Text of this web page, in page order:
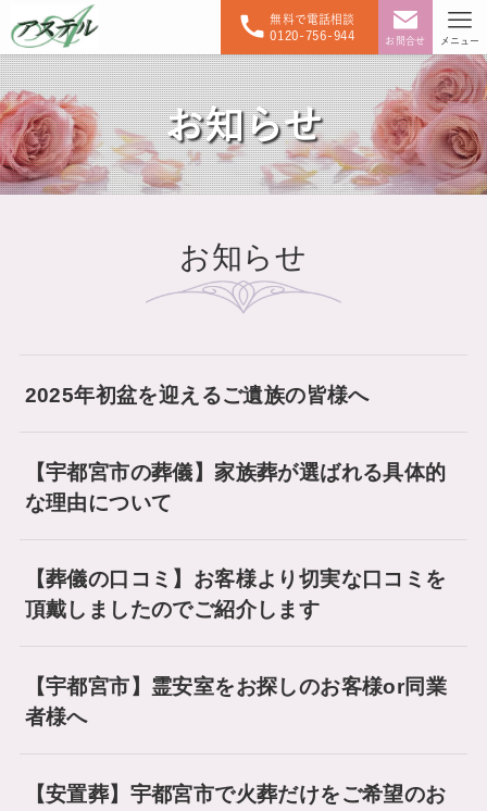
無料で電話相談
0120-756-944 お問合せ メニュー
お知らせ
お知らせ
2025年初盆を迎えるご遺族の皆様へ
【宇都宮市の葬儀】家族葬が選ばれる具体的
な理由について
【葬儀の口コミ】お客様より切実な口コミを
頂戴しましたのでご紹介します
【宇都宮市】霊安室をお探しのお客様or同業
者様へ
【安置葬】宇都宮市で火葬だけをご希望のお